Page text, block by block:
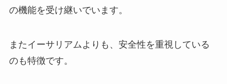
の機能を受け継いでいます。
またイーサリアムよりも、安全性を重視している
のも特徴です。